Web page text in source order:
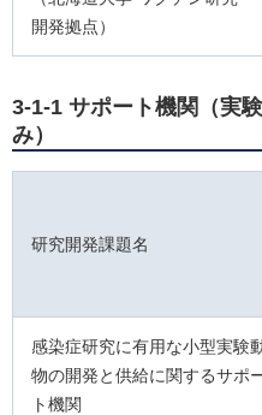
開発拠点）
3-1-1 サポート機関（実
み）
研究開発課題名
感染症研究に有用な小型実験
物の開発と供給に関するサポ
ト機関